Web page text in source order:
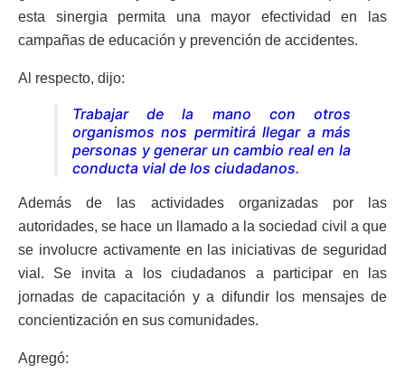
esta sinergia permita una mayor efectividad en las
campañas de educación y prevención de accidentes.
Al respecto, dijo:
Trabajar de la mano con otros
organismos nos permitirá llegar a más
personas y generar un cambio real en la
conducta vial de los ciudadanos.
Además de las actividades organizadas por las
autoridades, se hace un llamado a la sociedad civil a que
se involucre activamente en las iniciativas de seguridad
vial. Se invita a los ciudadanos a participar en las
jornadas de capacitación y a difundir los mensajes de
concientización en sus comunidades.
Agregó: